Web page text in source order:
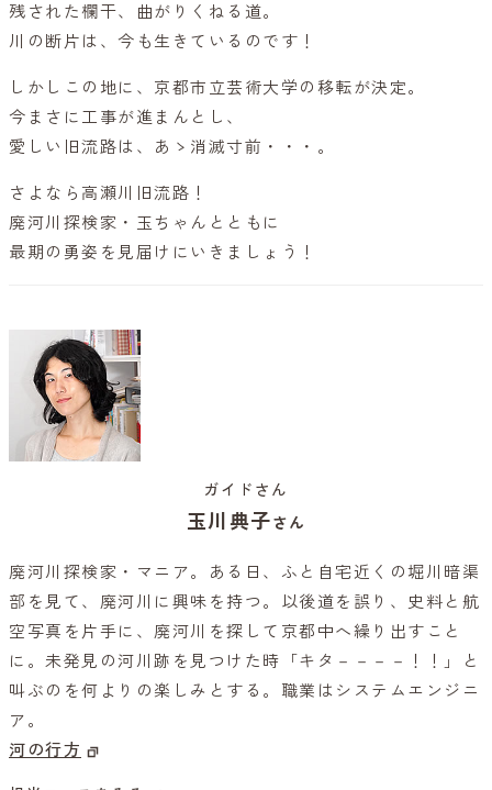
残された欄干、曲がりくねる道。
川の断片は、今も生きているのです！
しかしこの地に、京都市立芸術大学の移転が決定。
今まさに工事が進まんとし、
愛しい旧流路は、あゝ消滅寸前・・・。
さよなら高瀬川旧流路！
廃河川探検家・玉ちゃんとともに
最期の勇姿を見届けにいきましょう！
ガイドさん
玉川典子さん
廃河川探検家・マニア。ある日、ふと自宅近くの堀川暗渠
部を見て、廃河川に興味を持つ。以後道を誤り、史料と航
空写真を片手に、廃河川を探して京都中へ繰り出すこと
に。未発見の河川跡を見つけた時「キタ－－－－！！」と
叫ぶのを何よりの楽しみとする。職業はシステムエンジニ
ア。
河の行方